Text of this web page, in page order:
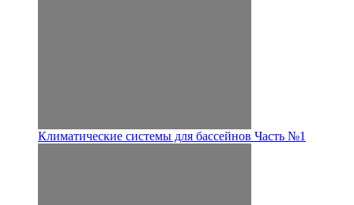
Климатические системы для бассейнов Часть №1